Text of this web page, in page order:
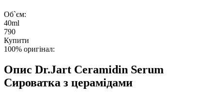
Об`єм:
40ml
790
Купити
100% оригінал:
Опис Dr.Jart Ceramidin Serum
Сироватка з церамідами